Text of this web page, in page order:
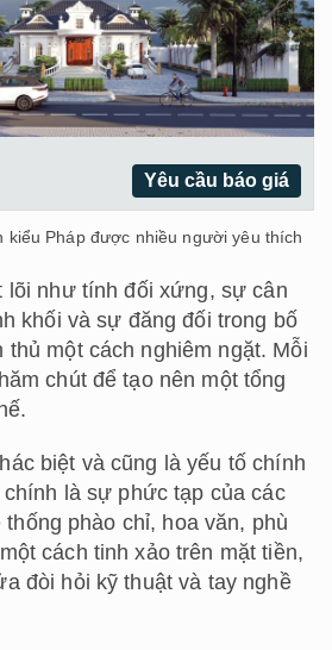
Yêu cầu báo giá
kiểu Pháp được nhiều người yêu thích
lõi như tính đối xứng, sự cân
khối và sự đăng đối trong bố
một cách nghiêm ngặt. Mỗi
chút để tạo nên một tổng
biệt và cũng là yếu tố chính
là sự phức tạp của các
phào chỉ, hoa văn, phù
cách tinh xảo trên mặt tiền,
đòi hỏi kỹ thuật và tay nghề